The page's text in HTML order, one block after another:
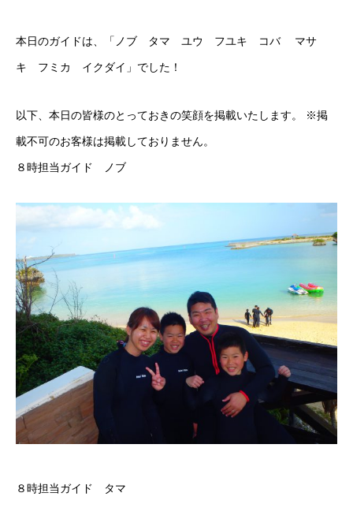
本日のガイドは、「ノブ タマ ユウ フユキ コバ マサ
キ フミカ イクダイ」でした！
以下、本日の皆様のとっておきの笑顔を掲載いたします。 ※掲
載不可のお客様は掲載しておりません。
８時担当ガイド ノブ
８時担当ガイド タマ